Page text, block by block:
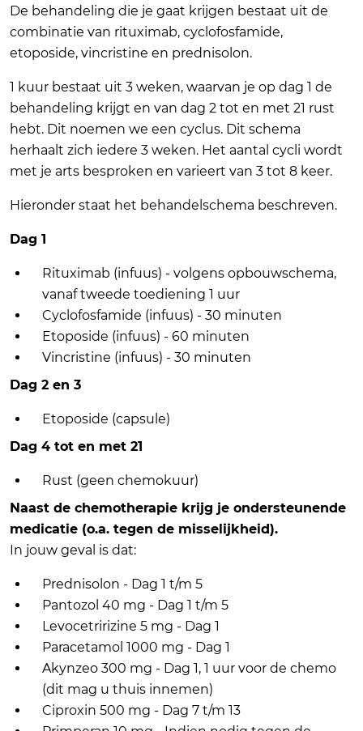
De behandeling die je gaat krijgen bestaat uit de
combinatie van rituximab, cyclofosfamide,
etoposide, vincristine en prednisolon.
1 kuur bestaat uit 3 weken, waarvan je op dag 1 de
behandeling krijgt en van dag 2 tot en met 21 rust
hebt. Dit noemen we een cyclus. Dit schema
herhaalt zich iedere 3 weken. Het aantal cycli wordt
met je arts besproken en varieert van 3 tot 8 keer.
Hieronder staat het behandelschema beschreven.
Dag 1
Rituximab (infuus) - volgens opbouwschema,
vanaf tweede toediening 1 uur
Cyclofosfamide (infuus) - 30 minuten
Etoposide (infuus) - 60 minuten
Vincristine (infuus) - 30 minuten
Dag 2 en 3
Etoposide (capsule)
Dag 4 tot en met 21
Rust (geen chemokuur)
Naast de chemotherapie krijg je ondersteunende
medicatie (o.a. tegen de misselijkheid).
In jouw geval is dat:
Prednisolon - Dag 1 t/m 5
Pantozol 40 mg - Dag 1 t/m 5
Levocetririzine 5 mg - Dag 1
Paracetamol 1000 mg - Dag 1
Akynzeo 300 mg - Dag 1, 1 uur voor de chemo
(dit mag u thuis innemen)
Ciproxin 500 mg - Dag 7 t/m 13